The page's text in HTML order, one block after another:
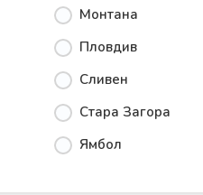
Монтана
Пловдив
Сливен
Стара Загора
Ямбол